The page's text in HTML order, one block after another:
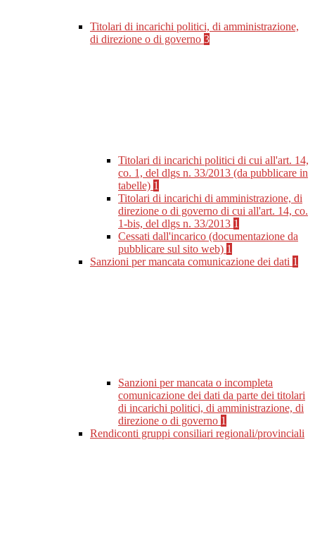
Titolari di incarichi politici, di amministrazione,
di direzione o di governo 3
Titolari di incarichi politici di cui all'art. 14,
co. 1, del dlgs n. 33/2013 (da pubblicare in
tabelle) 1
Titolari di incarichi di amministrazione, di
direzione o di governo di cui all'art. 14, co.
1-bis, del dlgs n. 33/2013 1
Cessati dall'incarico (documentazione da
pubblicare sul sito web) 1
Sanzioni per mancata comunicazione dei dati 1
Sanzioni per mancata o incompleta
comunicazione dei dati da parte dei titolari
di incarichi politici, di amministrazione, di
direzione o di governo 1
Rendiconti gruppi consiliari regionali/provinciali